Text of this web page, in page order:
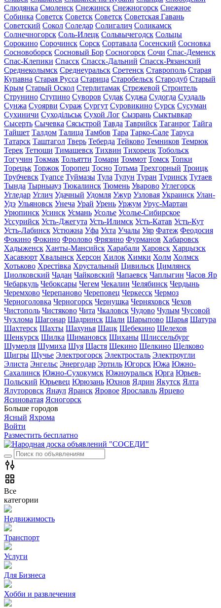
Слюдянка Смоленск Снежинск Снежногорск Снежное
Собинка Советск Советск Советск Советская Гавань
Советский Сокол Соледар Солигалич Соликамск
Солнечногорск Соль-Илецк Сольвычегодск Сольцы
Сорокино Сорочинск Сорск Сортавала Сосенский Сосновка
Сосновоборск Сосновый Бор Сосногорск Сочи Спас-Деменск
Спас-Клепики Спасск Спасск-Дальний Спасск-Рязанский
Среднеколымск Среднеуральск Сретенск Ставрополь Старая
Купавна Старая Русса Старица Старобельск Стародуб Старый
Крым Старый Оскол Стерлитамак Стрежевой Строитель
Струнино Ступино Суворов Судак Суджа Судогда Суздаль
Сунжа Суоярви Сураж Сургут Суровикино Сурск Сусуман
Сухиничи Суходільськ Сухой Лог Сызрань Сыктывкар
Сысерть Сычевка Сясьстрой Тавда Таврийск Таганрог Тайга
Тайшет Талдом Талица Тамбов Тара Тарко-Сале Таруса
Татарск Таштагол Тверь Теберда Тейково Темников Темрюк
Терек Тетюши Тимашевск Тихвин Тихорецк Тобольск
Тогучин Токмак Тольятти Томари Томмот Томск Топки
Торецьк Торжок Торопец Тосно Тотьма Трехгорный Троицк
Трубчевск Туапсе Туймазы Тула Тулун Туран Туринск Тутаев
Тында Тырныауз Тюкалинск Тюмень Уварово Углегорск
Угледар Углич Удачный Удомля Ужур Узловая Украинск Улан-
Удэ Ульяновск Унеча Урай Урень Уржум Урус-Мартан
Урюпинск Усинск Усмань Усолье Усолье-Сибирское
Уссурийск Усть-Джегута Усть-Илимск Усть-Катав Усть-Кут
Усть-Лабинск Устюжна Уфа Ухта Учалы Уяр Фатеж Феодосия
Фокино Фокино Фролово Фрязино Фурманов Хабаровск
Хадыженск Ханты-Мансийск Харабали Харовск Харцызск
Хасавюрт Хвалынск Херсон Хилок Химки Холм Холмск
Хотьково Хрестівка Хрустальный Цивильск Цимлянск
Циолковский Чадан Чайковский Чапаевск Чаплыгин Часов Яр
Чебаркуль Чебоксары Чегем Чекалин Челябинск Чердынь
Черемхово Черепаново Череповец Черкесск Чермоз
Черноголовка Черногорск Чернушка Черняховск Чехов
Чистополь Чистяково Чита Чкаловск Чудово Чулым Чусовой
Чухлома Шагонар Шадринск Шали Шарыпово Шарья Шатура
Шахтерск Шахты Шахунья Шацк Шебекино Шелехов
Шенкурск Шилка Шимановск Шиханы Шлиссельбург
Шумерля Шумиха Шуя Щастя Щекино Щелкино Щелково
Щигры Щучье Электрогорск Электросталь Электроугли
Элиста Энгельс Энергодар Эртиль Югорск Южа Южно-
Сахалинск Южно-Сухокумск Южноуральск Юрга Юрьев-
Польский Юрьевец Юрюзань Юхнов Ядрин Якутск Ялта
Ялуторовск Янаул Яранск Яровое Ярославль Ярцево
Ясиноватая Ясногорск
Больше городов
Ясный Яхрома
Войти
Разместить бесплатно
Все
категории
Недвижимость
Транспорт
Услуги
Для Бизнеса
Хобби и развлечения